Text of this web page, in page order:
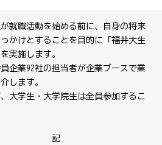
就職活動を始める前に、自身の将来
かけとすることを目的に「福井大生
実施します。
企業92社の担当者が企業ブースで業
します。
大学生・大学院生は全員参加するこ